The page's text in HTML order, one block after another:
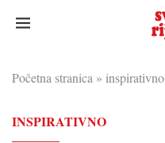
Početna stranica » inspirativno
INSPIRATIVNO